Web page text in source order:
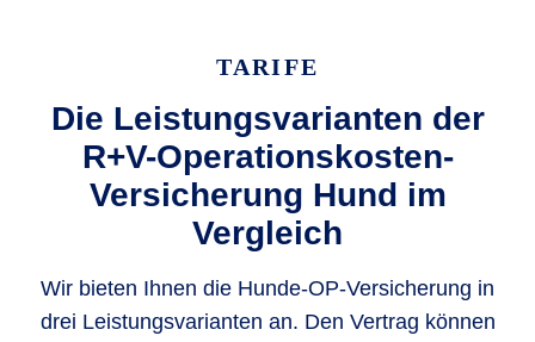
TARIFE
Die Leistungsvarianten der
R+V-Operationskosten-
Versicherung Hund im
Vergleich
Wir bieten Ihnen die Hunde-OP-Versicherung in
drei Leistungsvarianten an. Den Vertrag können